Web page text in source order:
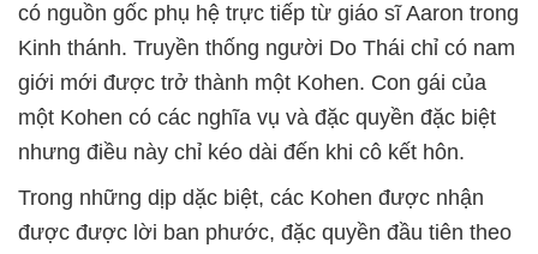
có nguồn gốc phụ hệ trực tiếp từ giáo sĩ Aaron trong
Kinh thánh. Truyền thống người Do Thái chỉ có nam
giới mới được trở thành một Kohen. Con gái của
một Kohen có các nghĩa vụ và đặc quyền đặc biệt
nhưng điều này chỉ kéo dài đến khi cô kết hôn.
Trong những dịp dặc biệt, các Kohen được nhận
được được lời ban phước, đặc quyền đầu tiên theo